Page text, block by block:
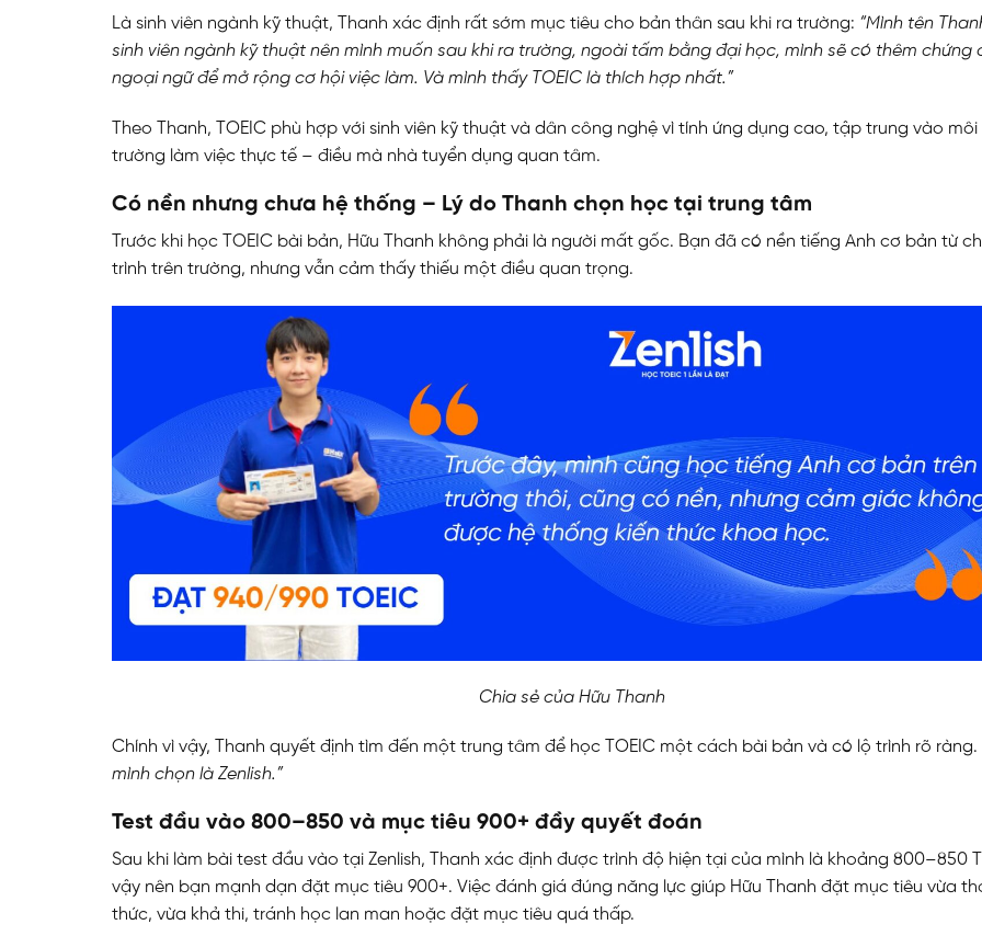
Là sinh viên ngành kỹ thuật, Thanh xác định rất sớm mục tiêu cho bản thân sau khi ra trường: “Mình tên
sinh viên ngành kỹ thuật nên mình muốn sau khi ra trường, ngoài tấm bằng đại học, mình sẽ có thêm chứng
ngoại ngữ để mở rộng cơ hội việc làm. Và mình thấy TOEIC là thích hợp nhất.”
Theo Thanh, TOEIC phù hợp với sinh viên kỹ thuật và dân công nghệ vì tính ứng dụng cao, tập trung vào môi
trường làm việc thực tế – điều mà nhà tuyển dụng quan tâm.
Có nền nhưng chưa hệ thống – Lý do Thanh chọn học tại trung tâm
Trước khi học TOEIC bài bản, Hữu Thanh không phải là người mất gốc. Bạn đã có nền tiếng Anh cơ bản từ
trình trên trường, nhưng vẫn cảm thấy thiếu một điều quan trọng.
Chia sẻ của Hữu Thanh
Chính vì vậy, Thanh quyết định tìm đến một trung tâm để học TOEIC một cách bài bản và có lộ trình rõ ràng.
mình chọn là Zenlish.”
Test đầu vào 800–850 và mục tiêu 900+ đầy quyết đoán
Sau khi làm bài test đầu vào tại Zenlish, Thanh xác định được trình độ hiện tại của mình là khoảng 800–850
vậy nên bạn mạnh dạn đặt mục tiêu 900+. Việc đánh giá đúng năng lực giúp Hữu Thanh đặt mục tiêu vừa
thức, vừa khả thi, tránh học lan man hoặc đặt mục tiêu quá thấp.